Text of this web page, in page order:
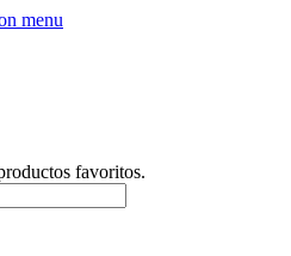
menu
favoritos.